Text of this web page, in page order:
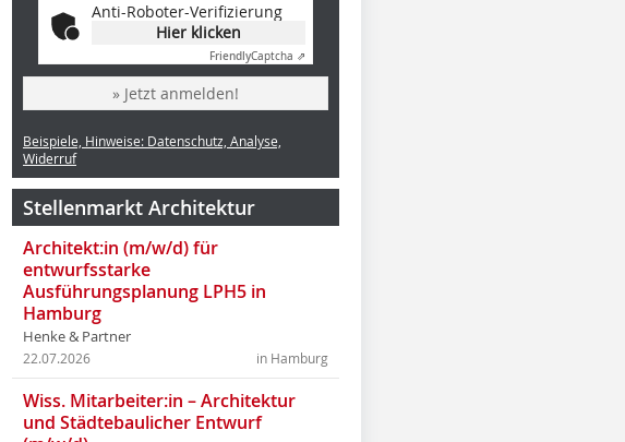
Anti-Roboter-Verifizierung
Hier klicken
FriendlyCaptcha ⇗
» Jetzt anmelden!
Beispiele, Hinweise: Datenschutz, Analyse,
Widerruf
Stellenmarkt Architektur
Architekt:in (m/w/d) für
entwurfsstarke
Ausführungsplanung LPH5 in
Hamburg
Henke & Partner
in Hamburg
22.07.2026
Wiss. Mitarbeiter:in – Architektur
und Städtebaulicher Entwurf